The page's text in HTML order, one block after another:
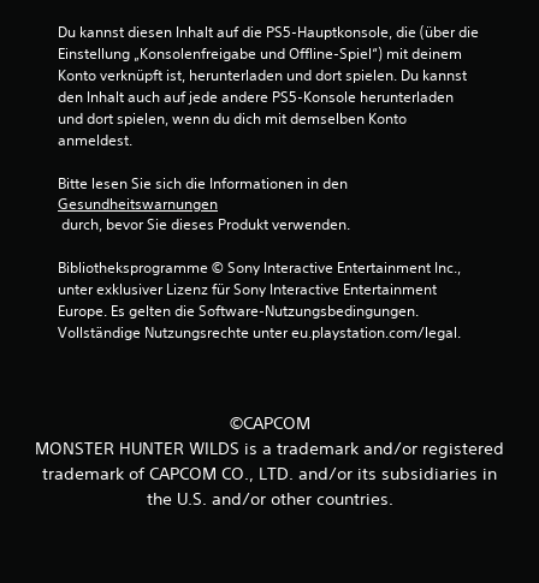
Du kannst diesen Inhalt auf die PS5-Hauptkonsole, die (über die
Einstellung „Konsolenfreigabe und Offline-Spiel“) mit deinem
Konto verknüpft ist, herunterladen und dort spielen. Du kannst
den Inhalt auch auf jede andere PS5-Konsole herunterladen
und dort spielen, wenn du dich mit demselben Konto
anmeldest.
Bitte lesen Sie sich die Informationen in den
Gesundheitswarnungen
durch, bevor Sie dieses Produkt verwenden.
Bibliotheksprogramme © Sony Interactive Entertainment Inc.,
unter exklusiver Lizenz für Sony Interactive Entertainment
Europe. Es gelten die Software-Nutzungsbedingungen.
Vollständige Nutzungsrechte unter eu.playstation.com/legal.
©CAPCOM
MONSTER HUNTER WILDS is a trademark and/or registered
trademark of CAPCOM CO., LTD. and/or its subsidiaries in
the U.S. and/or other countries.